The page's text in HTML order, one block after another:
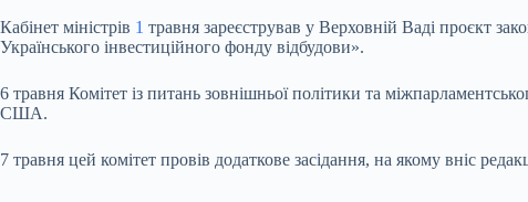
Кабінет міністрів 1 травня зареєстрував у Верховній Ваді проєкт
Українського інвестиційного фонду відбудови».
6 травня Комітет із питань зовнішньої політики та
США.
7 травня цей комітет провів додаткове засідання, на якому вніс